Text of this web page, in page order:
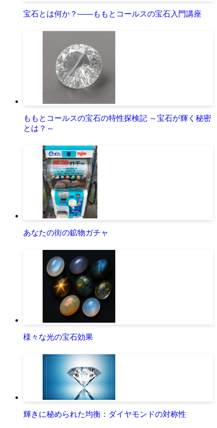
宝石とは何か？――ももとコールスの宝石入門講座
ももとコールスの宝石の特性探検記 ～宝石が輝く秘密
とは？～
あなたの街の鉱物ガチャ
様々な光の宝石効果
輝きに秘められた均衡：ダイヤモンドの対称性